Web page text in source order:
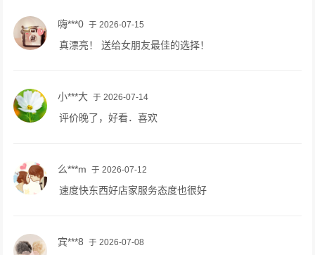
嗨***0 于 2026-07-15
真漂亮！ 送给女朋友最佳的选择！
小***大 于 2026-07-14
评价晚了，好看．喜欢
么***m 于 2026-07-12
速度快东西好店家服务态度也很好
宾***8 于 2026-07-08